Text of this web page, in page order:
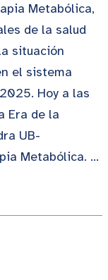
Metabólica,
de la salud
situación
el sistema
Hoy a las
Era de la
UB-
Metabólica. …